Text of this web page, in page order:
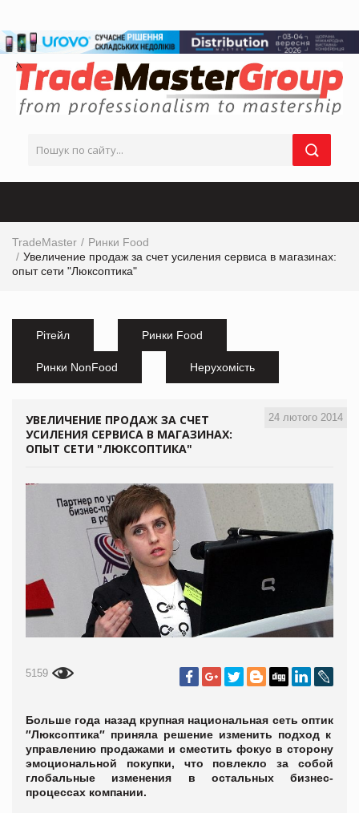
TradeMaster
Ринки Food
Увеличение продаж за счет усиления сервиса в магазинах:
опыт сети "Люксоптика"
Рітейл Ринки Food
Ринки NonFood Нерухомість
24 лютого 2014
УВЕЛИЧЕНИЕ ПРОДАЖ ЗА СЧЕТ
УСИЛЕНИЯ СЕРВИСА В МАГАЗИНАХ:
ОПЫТ СЕТИ "ЛЮКСОПТИКА"
5159
Больше года назад крупная национальная сеть оптик
″Люксоптика″ приняла решение изменить подход к
управлению продажами и сместить фокус в сторону
эмоциональной покупки, что повлекло за собой
глобальные изменения в остальных бизнес-
процессах компании.